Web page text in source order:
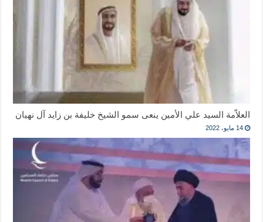
العلاّمة السيد علي الأمين ينعى سمو الشيخ خليفة بن زايد آل نهيان
14 مايو، 2022